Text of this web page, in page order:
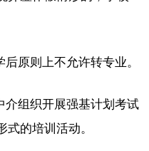
原则上不允许转专业。
介组织开展强基计划考试
的培训活动。